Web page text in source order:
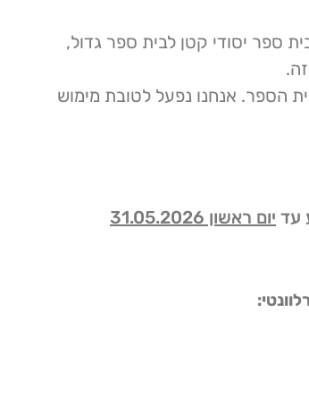
ספר יסודי קטן לבית ספר גדול,
הספר. אנחנו נפעל לטובת מימוש
עד יום ראשון 31.05.2026